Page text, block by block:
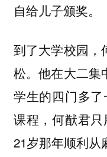
自给儿子颁奖。
到了大学校园，
松。他在大二集
学生的四门多
课程，何猷君
21岁那年顺利从